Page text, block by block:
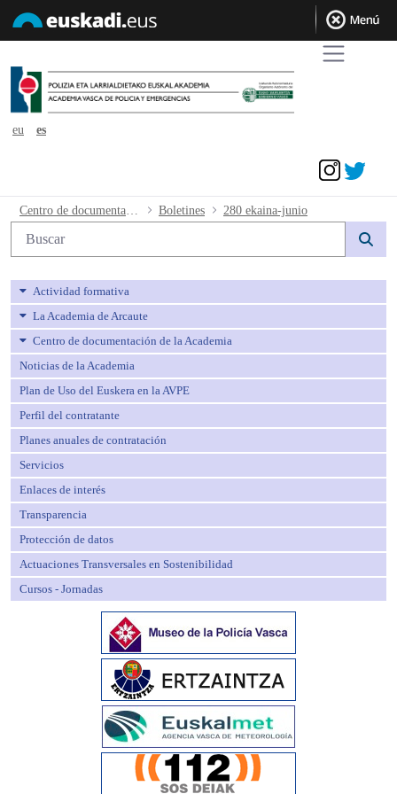
eu
es
280 ekaina-junio - avpe
Boletines 280 ekaina-junio
Búsqueda web
Actividad formativa
La Academia de Arcaute
Centro de documentación de la Academia
Noticias de la Academia
Plan de Uso del Euskera en la AVPE
Perfil del contratante
Planes anuales de contratación
Servicios
Enlaces de interés
Transparencia
Protección de datos
Actuaciones Transversales en Sostenibilidad
Cursos - Jornadas